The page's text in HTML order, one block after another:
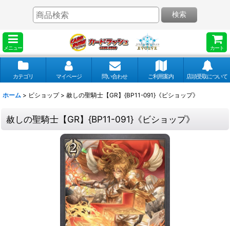
メニュー カート
検索
カテゴリ マイページ 問い合わせ ご利用案内 店頭受取について
ホーム > ビショップ > 赦しの聖騎士【GR】{BP11-091}《ビショップ》
赦しの聖騎士【GR】{BP11-091}《ビショップ》